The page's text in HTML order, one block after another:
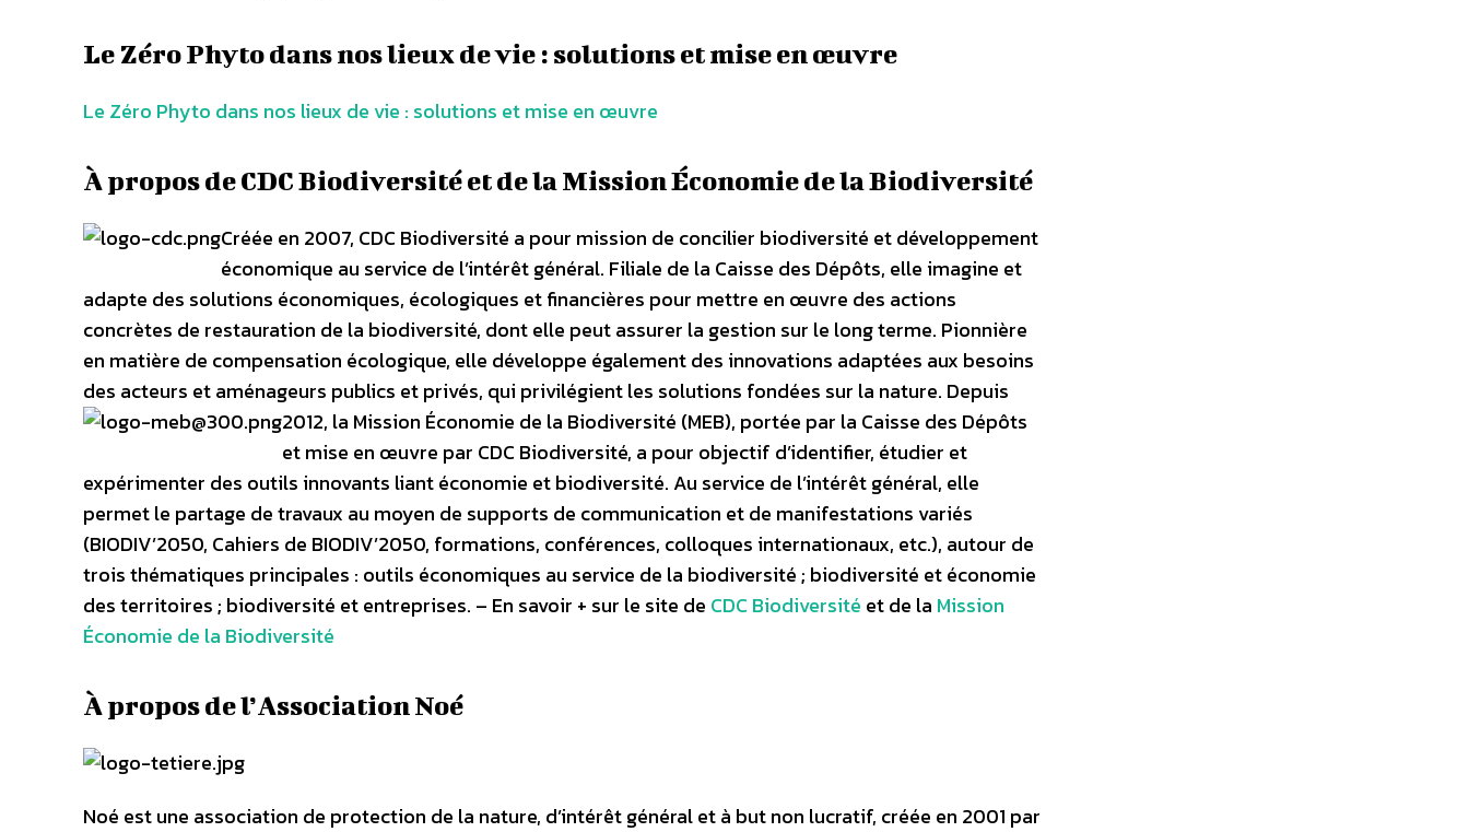
Le Zéro Phyto dans nos lieux de vie : solutions et mise en œuvre
Le Zéro Phyto dans nos lieux de vie : solutions et mise en œuvre
À propos de CDC Biodiversité et de la Mission Économie de la Biodiversité
Créée en 2007, CDC Biodiversité a pour mission de concilier biodiversité et développement
économique au service de l’intérêt général. Filiale de la Caisse des Dépôts, elle imagine et
adapte des solutions économiques, écologiques et financières pour mettre en œuvre des actions
concrètes de restauration de la biodiversité, dont elle peut assurer la gestion sur le long terme. Pionnière
en matière de compensation écologique, elle développe également des innovations adaptées aux besoins
des acteurs et aménageurs publics et privés, qui privilégient les solutions fondées sur la nature. Depuis
2012, la Mission Économie de la Biodiversité (MEB), portée par la Caisse des Dépôts
et mise en œuvre par CDC Biodiversité, a pour objectif d’identifier, étudier et
expérimenter des outils innovants liant économie et biodiversité. Au service de l’intérêt général, elle
permet le partage de travaux au moyen de supports de communication et de manifestations variés
(BIODIV’2050, Cahiers de BIODIV’2050, formations, conférences, colloques internationaux, etc.), autour de
trois thématiques principales : outils économiques au service de la biodiversité ; biodiversité et économie
des territoires ; biodiversité et entreprises. – En savoir + sur le site de CDC Biodiversité et de la Mission
Économie de la Biodiversité
À propos de l’Association Noé
Noé est une association de protection de la nature, d’intérêt général et à but non lucratif, créée en 2001 par